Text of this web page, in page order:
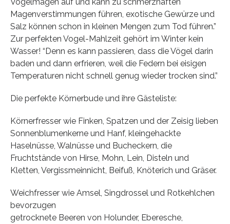
Magenverstimmungen führen, exotische Gewürze und
Salz können schon in kleinen Mengen zum Tod führen.”
Zur perfekten Vogel-Mahlzeit gehört im Winter kein
Wasser! “Denn es kann passieren, dass die Vögel darin
baden und dann erfrieren, weil die Federn bei eisigen
Temperaturen nicht schnell genug wieder trocken sind.”
Die perfekte Körnerbude und ihre Gästeliste:
Körnerfresser wie Finken, Spatzen und der Zeisig lieben
Sonnenblumenkerne und Hanf, kleingehackte
Haselnüsse, Walnüsse und Bucheckern, die
Fruchtstände von Hirse, Mohn, Lein, Disteln und
Kletten, Vergissmeinnicht, Beifuß, Knöterich und Gräser.
Weichfresser wie Amsel, Singdrossel und Rotkehlchen
bevorzugen
getrocknete Beeren von Holunder, Eberesche,